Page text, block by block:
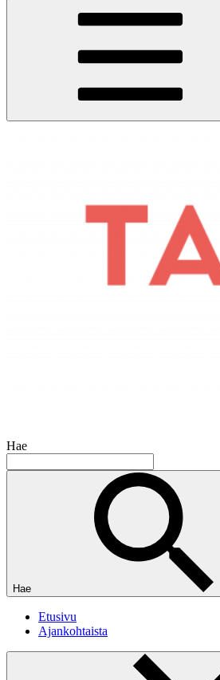
Hae
Hae
Etusivu
Ajankohtaista